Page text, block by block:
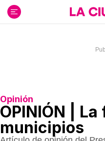
contenido
Opinión
OPINIÓN |
municipios